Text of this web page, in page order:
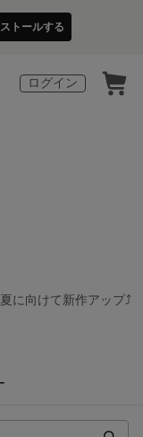
トールする
ログイン
に向けて新作アップ⤴️